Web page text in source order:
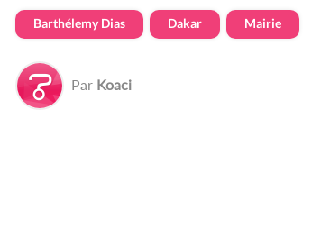
Barthélemy Dias Dakar Mairie
Par Koaci